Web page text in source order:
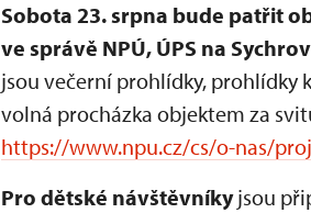
Sobota 23. srpna bude patřit
ve správě NPÚ, ÚPS na
jsou večerní prohlídky, prohlídky
volná procházka objektem za
https://www.npu.cz/cs/o-nas/
Pro dětské návštěvníkyjsou